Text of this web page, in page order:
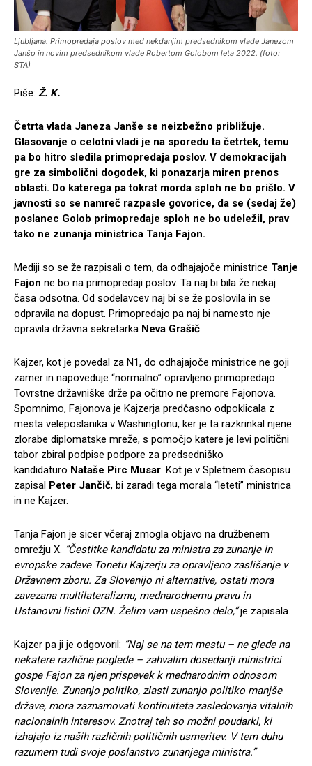
Ljubljana. Primopredaja poslov med nekdanjim predsednikom vlade Janezom
Janšo in novim predsednikom vlade Robertom Golobom leta 2022. (foto:
STA)
Piše: Ž. K.
Četrta vlada Janeza Janše se neizbežno približuje.
Glasovanje o celotni vladi je na sporedu ta četrtek, temu
pa bo hitro sledila primopredaja poslov. V demokracijah
gre za simbolični dogodek, ki ponazarja miren prenos
oblasti. Do katerega pa tokrat morda sploh ne bo prišlo. V
javnosti so se namreč razpasle govorice, da se (sedaj že)
poslanec Golob primopredaje sploh ne bo udeležil, prav
tako ne zunanja ministrica Tanja Fajon.
Mediji so se že razpisali o tem, da odhajajoče ministrice Tanje
Fajon ne bo na primopredaji poslov. Ta naj bi bila že nekaj
časa odsotna. Od sodelavcev naj bi se že poslovila in se
odpravila na dopust. Primopredajo pa naj bi namesto nje
opravila državna sekretarka Neva Grašič
Kajzer, kot je povedal za N1, do odhajajoče ministrice ne goji
zamer in napoveduje “normalno” opravljeno primopredajo.
Tovrstne državniške drže pa očitno ne premore Fajonova.
Spomnimo, Fajonova je Kajzerja predčasno odpoklicala z
mesta veleposlanika v Washingtonu, ker je ta razkrinkal njene
zlorabe diplomatske mreže, s pomočjo katere je levi politični
tabor zbiral podpise podpore za predsedniško
kandidaturo Nataše Pirc Musar . Kot je v Spletnem časopisu
zapisal Peter Jančič, bi zaradi tega morala “leteti” ministrica
in ne Kajzer.
Tanja Fajon je sicer včeraj zmogla objavo na družbenem
omrežju X. “Čestitke kandidatu za ministra za zunanje in
evropske zadeve Tonetu Kajzerju za opravljeno zaslišanje v
Državnem zboru. Za Slovenijo ni alternative, ostati mora
zavezana multilateralizmu, mednarodnemu pravu in
Ustanovni listini OZN. Želim vam uspešno delo,”je zapisala.
Kajzer pa ji je odgovoril: “Naj se na tem mestu – ne glede na
nekatere različne poglede – zahvalim dosedanji ministrici
gospe Fajon za njen prispevek k mednarodnim odnosom
Slovenije. Zunanjo politiko, zlasti zunanjo politiko manjše
države, mora zaznamovati kontinuiteta zasledovanja vitalnih
nacionalnih interesov. Znotraj teh so možni poudarki, ki
izhajajo iz naših različnih političnih usmeritev. V tem duhu
razumem tudi svoje poslanstvo zunanjega ministra.”